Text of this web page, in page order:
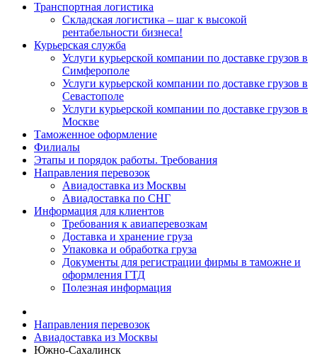
Транспортная логистика
Складская логистика – шаг к высокой
рентабельности бизнеса!
Курьерская служба
Услуги курьерской компании по доставке грузов в
Симферополе
Услуги курьерской компании по доставке грузов в
Севастополе
Услуги курьерской компании по доставке грузов в
Москве
Таможенное оформление
Филиалы
Этапы и порядок работы. Требования
Направления перевозок
Авиадоставка из Москвы
Авиадоставка по СНГ
Информация для клиентов
Требования к авиаперевозкам
Доставка и хранение груза
Упаковка и обработка груза
Документы для регистрации фирмы в таможне и
оформления ГТД
Полезная информация
Направления перевозок
Авиадоставка из Москвы
Южно-Сахалинск